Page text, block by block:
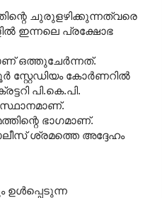
ചുരുളഴിക്കുന്നത്വരെ
ഇന്നലെ പ്രക്ഷോഭ
ഒത്തുചേര്‍ന്നത്.
സ്റ്റേഡിയം കോര്‍ണറില്‍
പി.കെ.പി.
ഭാഗമാണ്.
ശ്രമത്തെ അദ്ദേഹം
ഉള്‍പ്പെടുന്ന